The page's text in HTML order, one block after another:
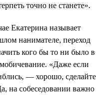
точно не станете».
Екатерина называет
нанимателе, переход
кого бы то ни было в
«Даже если
— хорошо, сделайте
на собеседовании важно